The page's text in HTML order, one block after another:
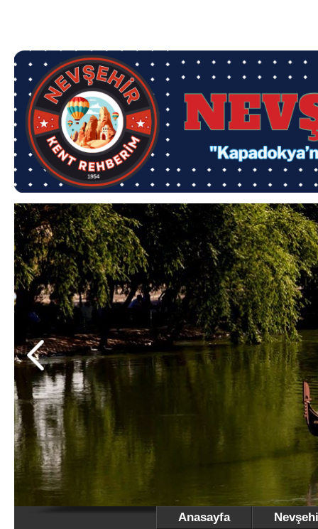
Anasayfa